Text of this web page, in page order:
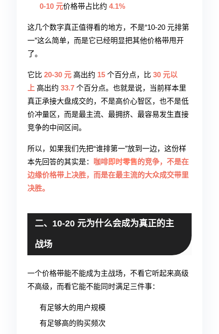
0-10 元价格带占比约 4.1%
这几个数字真正值得看的地方，不是“10-20 元排第
一”这么简单，而是它已经明显把其他价格带甩开
了。
它比 20-30 元 高出约 15 个百分点，比 30 元以
上 高出约 33.7 个百分点。也就是说，当前样本里
真正承接大盘成交的，不是高价心智区，也不是低
价冲量区，而是最主流、最拥挤、最容易发生直接
竞争的中间区间。
所以，如果我们先把“谁排第一”放到一边，这份样
本先回答的其实是：
咖啡即时零售的竞争，不是在
边缘价格带上决胜，而是在最主流的大众成交带里
决胜。
二、10-20 元为什么会成为真正的主
战场
一个价格带能不能成为主战场，不看它听起来高级
不高级，而看它能不能同时满足三件事：
有足够大的用户规模
有足够高的购买频次